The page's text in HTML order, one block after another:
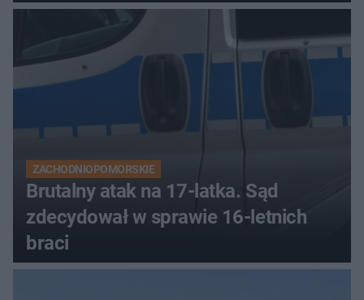
ZACHODNIOPOMORSKIE
Brutalny atak na 17-latka. Sąd
zdecydował w sprawie 16-letnich
braci